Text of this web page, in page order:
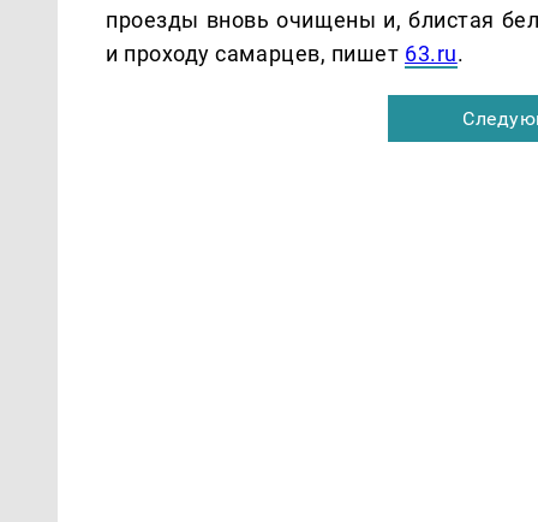
проезды вновь очищены и, блистая
и проходу самарцев, пишет 63.ru.